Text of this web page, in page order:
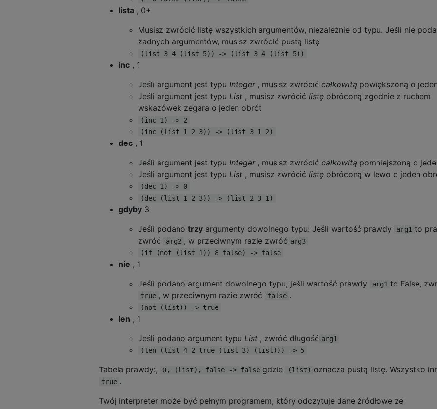
lista , 0+
Musisz zwrócić listę wszystkich argumentów, niezależnie od typu. Jeśli nie
żadnych argumentów, musisz zwrócić pustą listę
(list 3 4 (list 5)) -> (list 3 4 (list 5))
inc , 1
Jeśli argument jest typu Integer , musisz zwrócić całkowitą powiększoną o
Jeśli argument jest typu List , musisz zwrócić listę obróconą zgodnie z ruchem
wskazówek zegara o jeden obrót
(inc 1) -> 2
(inc (list 1 2 3)) -> (list 3 1 2)
dec , 1
Jeśli argument jest typu Integer , musisz zwrócić całkowitą pomniejszoną o
Jeśli argument jest typu List , musisz zwrócić listę obróconą w lewo o jeden
(dec 1) -> 0
(dec (list 1 2 3)) -> (list 2 3 1)
gdyby 3
Jeśli podano trzy argumenty dowolnego typu: Jeśli wartość prawdy arg1 to
zwróć
arg2 , w przeciwnym razie zwróć arg3
(if (not (list 1)) 8 false) -> false
nie , 1
Jeśli podano argument dowolnego typu, jeśli wartość prawdy
arg1 to False,
true , w przeciwnym razie zwróć false .
(not (list)) -> true
len , 1
Jeśli podano argument typu List , zwróć długość arg1
(len (list 4 2 true (list 3) (list))) -> 5
Tabela prawdy:, 0, (list), false -> false gdzie (list) oznacza pustą listę. Wszystko
true .
Twój interpreter może być pełnym programem, który odczytuje dane źródłowe ze